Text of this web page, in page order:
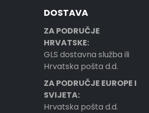
DOSTAVA
ZA PODRUČJE
HRVATSKE:
GLS dostavna služba ili
Hrvatska pošta d.d.
ZA PODRUČJE EUROPE I
SVIJETA:
Hrvatska pošta d.d.